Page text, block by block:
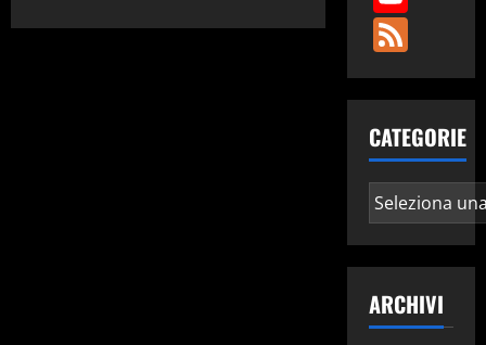
Feed
CATEGORIE
Categorie
ARCHIVI